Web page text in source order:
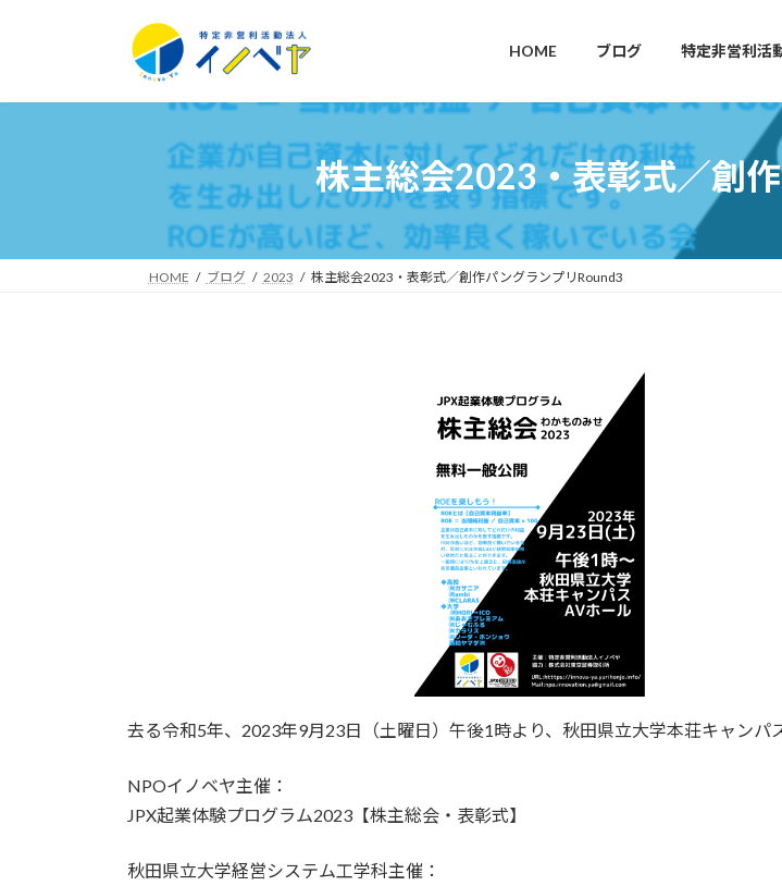
HOME ブログ 特定非営利活
株主総会2023・表彰式／創
HOME ブログ 2023 株主総会2023・表彰式／創作パングランプリRound3
去る令和5年、2023年9月23日（土曜日）午後1時より、秋田県立大学本荘キャンパ
NPOイノベヤ主催：
JPX起業体験プログラム2023【株主総会・表彰式】
秋田県立大学経営システム工学科主催：